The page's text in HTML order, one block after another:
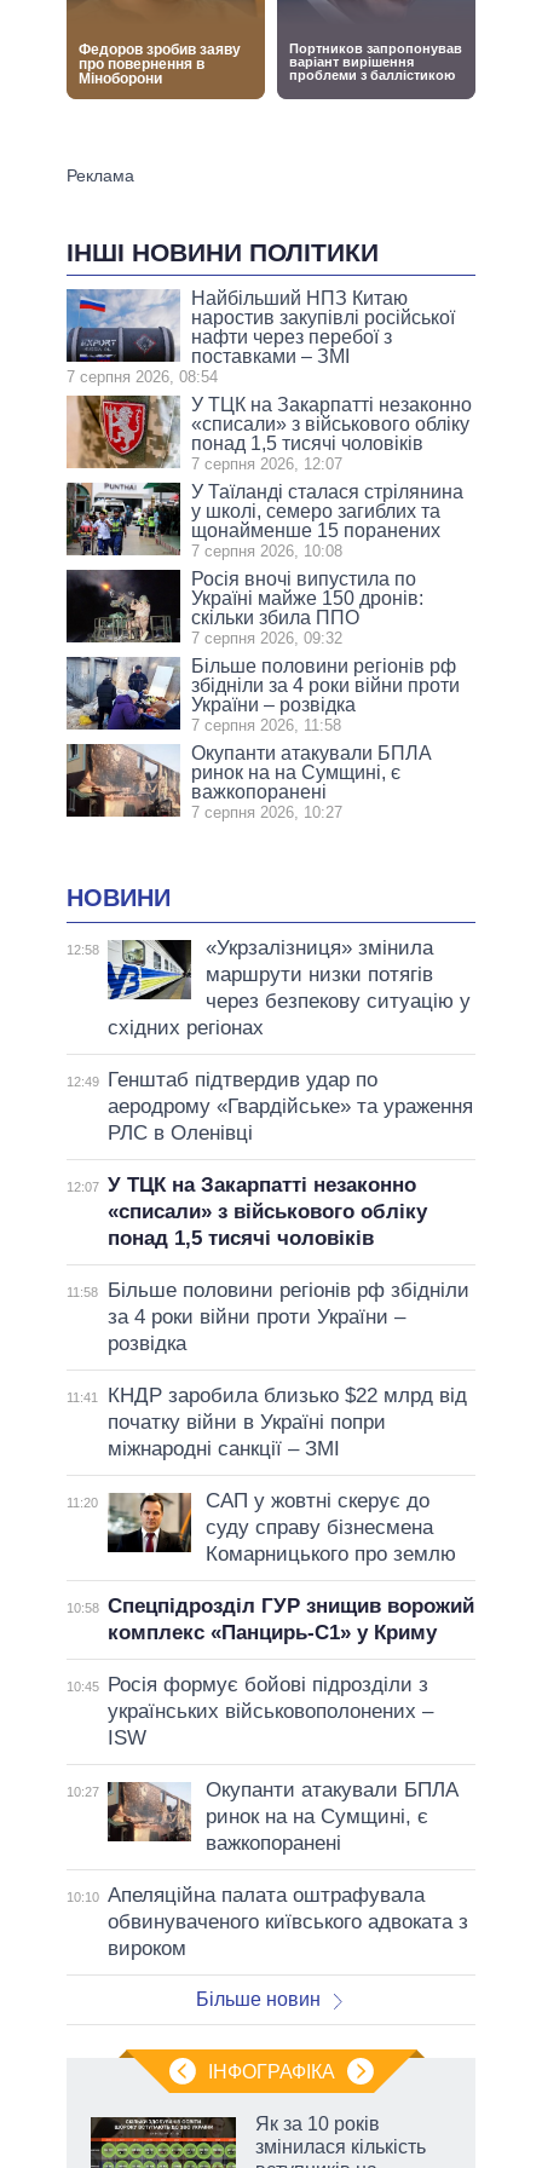
ІНШІ НОВИНИ ПОЛІТИКИ
Найбільший НПЗ Китаю
наростив закупівлі російської
нафти через перебої з
поставками – ЗМІ
7 серпня 2026, 08:54
У ТЦК на Закарпатті незаконно
«списали» з військового обліку
понад 1,5 тисячі чоловіків
7 серпня 2026, 12:07
У Таїланді сталася стрілянина
у школі, семеро загиблих та
щонайменше 15 поранених
7 серпня 2026, 10:08
Росія вночі випустила по
Україні майже 150 дронів:
скільки збила ППО
7 серпня 2026, 09:32
Більше половини регіонів рф
збідніли за 4 роки війни проти
України – розвідка
7 серпня 2026, 11:58
Окупанти атакували БПЛА
ринок на на Сумщині, є
важкопоранені
7 серпня 2026, 10:27
НОВИНИ
12:58
«Укрзалізниця» змінила
маршрути низки потягів
через безпекову ситуацію у
східних регіонах
12:49
Генштаб підтвердив удар по
аеродрому «Гвардійське» та ураження
РЛС в Оленівці
12:07 У ТЦК на Закарпатті незаконно
«списали» з військового обліку
понад 1,5 тисячі чоловіків
11:58
Більше половини регіонів рф збідніли
за 4 роки війни проти України –
розвідка
11:41
КНДР заробила близько $22 млрд від
початку війни в Україні попри
міжнародні санкції – ЗМІ
11:20
САП у жовтні скерує до
суду справу бізнесмена
Комарницького про землю
10:58 Спецпідрозділ ГУР знищив ворожий
комплекс «Панцирь-С1» у Криму
10:45
Росія формує бойові підрозділи з
українських військовополонених –
ISW
10:27
Окупанти атакували БПЛА
ринок на на Сумщині, є
важкопоранені
10:10 Апеляційна палата оштрафувала
обвинуваченого київського адвоката з
вироком
Більше новин
ІНФОГРАФІКА
Як за 10 років
змінилася кількість